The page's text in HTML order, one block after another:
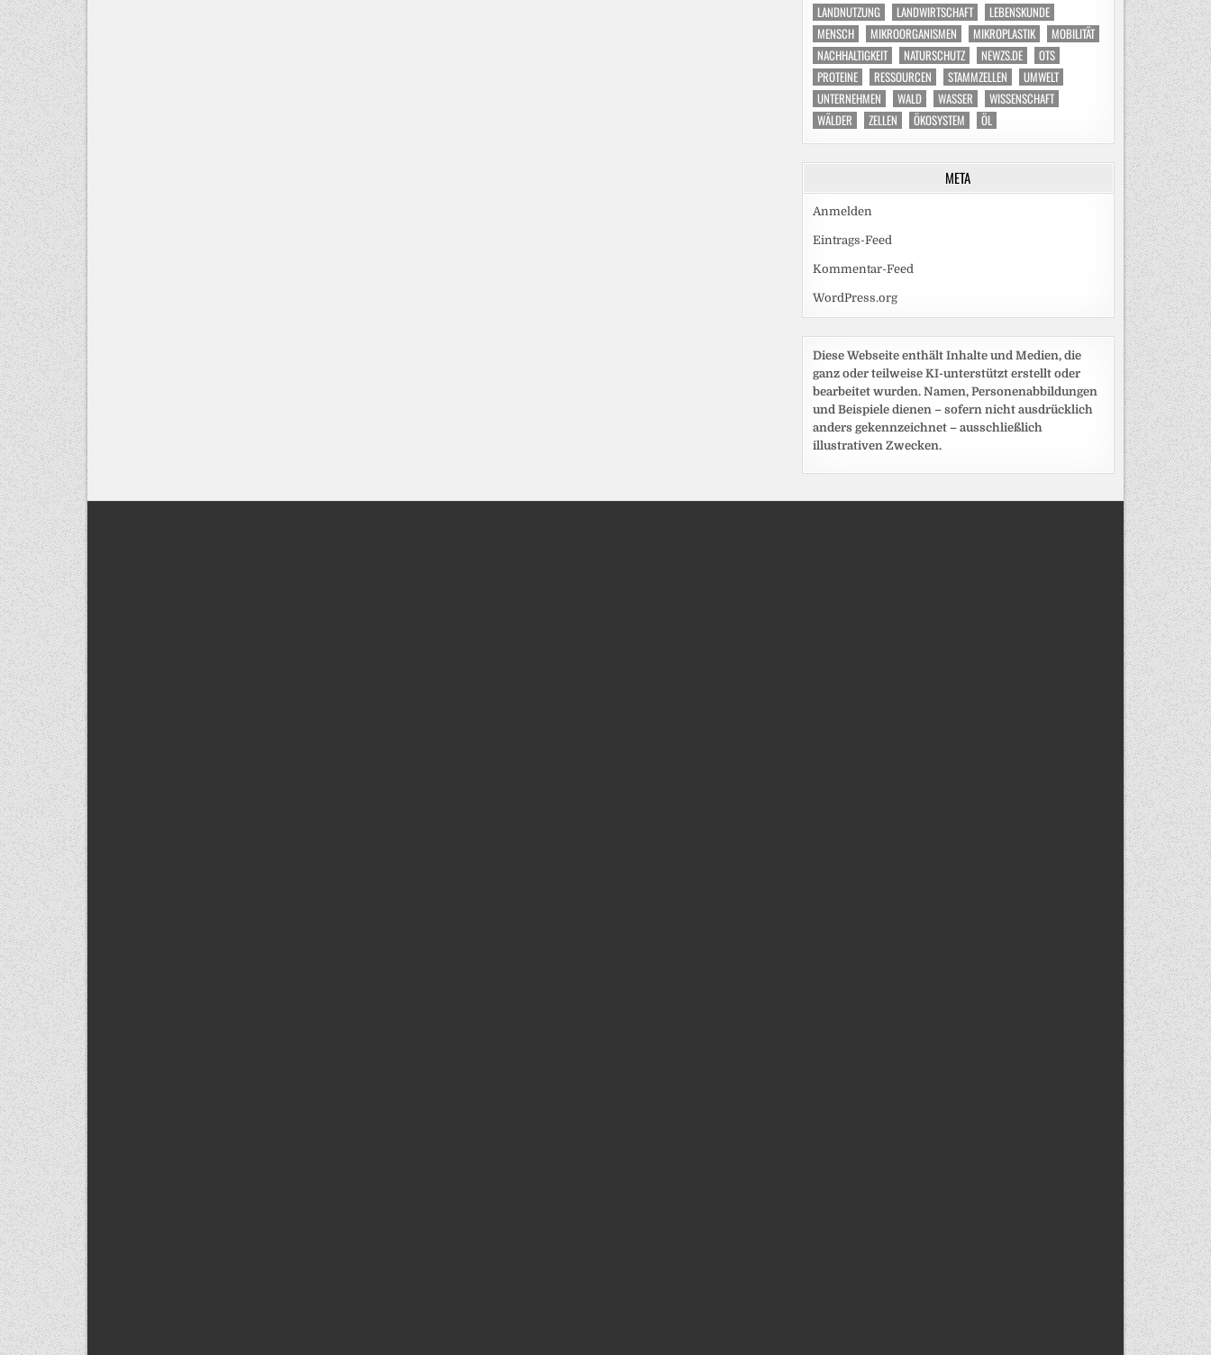
LANDNUTZUNG
LANDWIRTSCHAFT
LEBENSKUNDE
MENSCH
MIKROORGANISMEN MIKROPLASTIK
MOBILITÄT
NACHHALTIGKEIT
NATURSCHUTZ NEWZS.DE
OTS
PROTEINE
RESSOURCEN STAMMZELLEN
UMWELT
UNTERNEHMEN
WALD WASSER
WISSENSCHAFT
WÄLDER
ZELLEN ÖKOSYSTEM ÖL
META
Anmelden
Eintrags-Feed
Kommentar-Feed
WordPress.org
Diese Webseite enthält Inhalte und Medien, die
ganz oder teilweise KI-unterstützt erstellt oder
bearbeitet wurden. Namen, Personenabbildungen
und Beispiele dienen – sofern nicht ausdrücklich
anders gekennzeichnet – ausschließlich
illustrativen Zwecken.